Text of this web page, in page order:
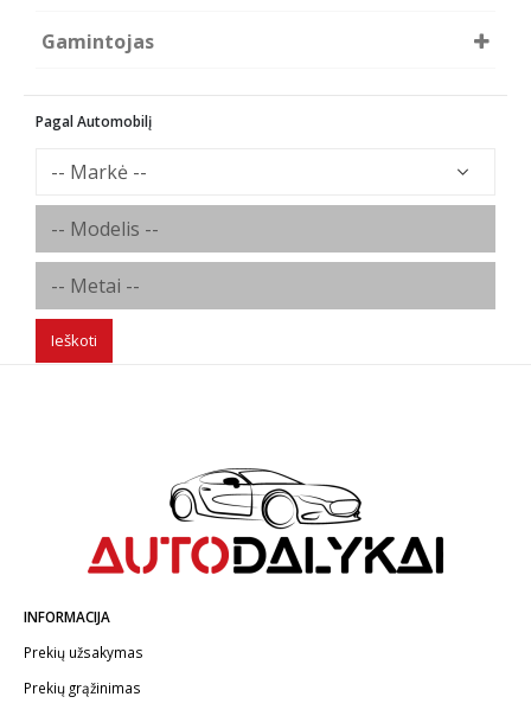
Gamintojas
Pagal Automobilį
Ieškoti
INFORMACIJA
Prekių užsakymas
Prekių grąžinimas